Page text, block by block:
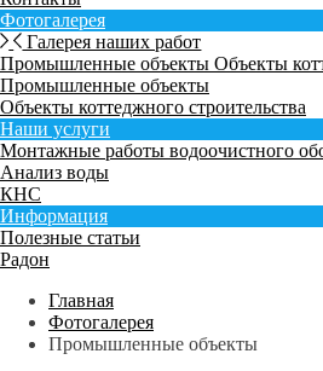
Фотогалерея
Галерея наших работ
Промышленные объекты Объекты
Промышленные объекты
Объекты коттеджного строительства
Наши услуги
Монтажные работы водоочистного
Анализ воды
КНС
Информация
Полезные статьи
Радон
Главная
Фотогалерея
Промышленные объекты